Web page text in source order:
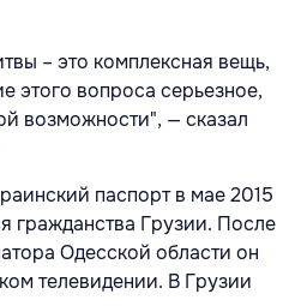
– это комплексная вещь,
этого вопроса серьезное,
возможности", — сказал
паспорт в мае 2015
гражданства Грузии. После
Одесской области он
телевидении. В Грузии